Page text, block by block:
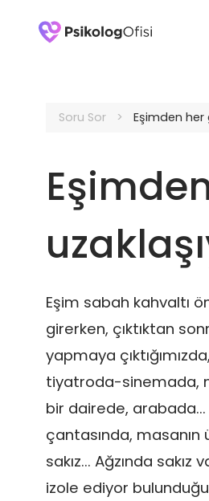
Soru Sor Eşimden her
Eşim sabah kahvaltı
girerken, çıktıktan
yapmaya
tiyatroda-sinemada,
bir dairede, arabada...
çantasında, masanın
sakız... Ağzında
izole ediyor